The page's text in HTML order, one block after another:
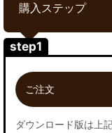
購入ステップ
step1
ご注文
ダウンロード版は上